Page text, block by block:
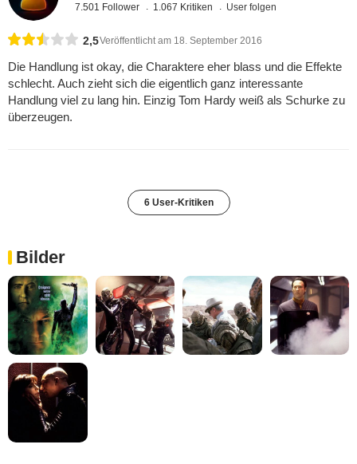
7.501 Follower 1.067 Kritiken User folgen
2,5Veröffentlicht am 18. September 2016
Die Handlung ist okay, die Charaktere eher blass und die Effekte
schlecht. Auch zieht sich die eigentlich ganz interessante
Handlung viel zu lang hin. Einzig Tom Hardy weiß als Schurke zu
überzeugen.
6 User-Kritiken
Bilder